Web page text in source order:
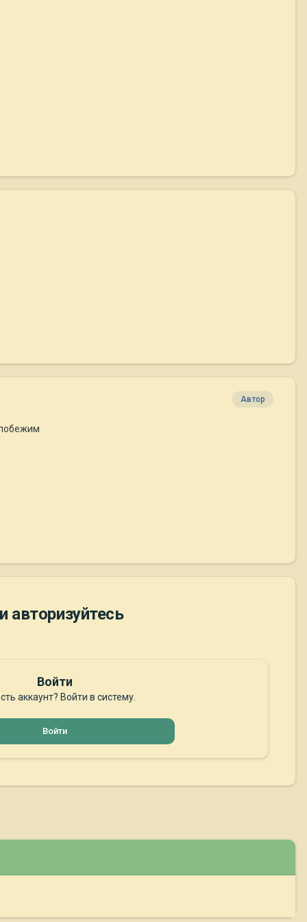
Автор
авторизуйтесь
Войти
аккаунт? Войти в систему.
Войти